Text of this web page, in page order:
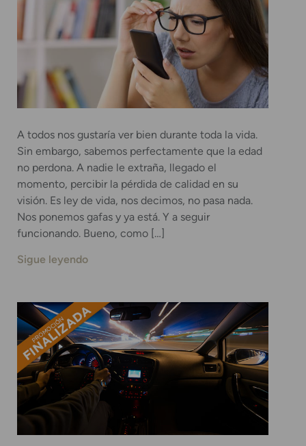
A todos nos gustaría ver bien durante toda la vida.
Sin embargo, sabemos perfectamente que la edad
no perdona. A nadie le extraña, llegado el
momento, percibir la pérdida de calidad en su
visión. Es ley de vida, nos decimos, no pasa nada.
Nos ponemos gafas y ya está. Y a seguir
funcionando. Bueno, como […]
Sigue leyendo